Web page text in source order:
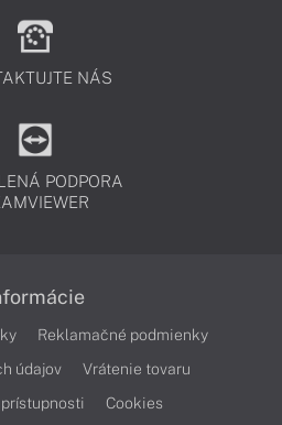
NÁS
PODPORA
Reklamačné podmienky
údajov
Vrátenie tovaru
Cookies